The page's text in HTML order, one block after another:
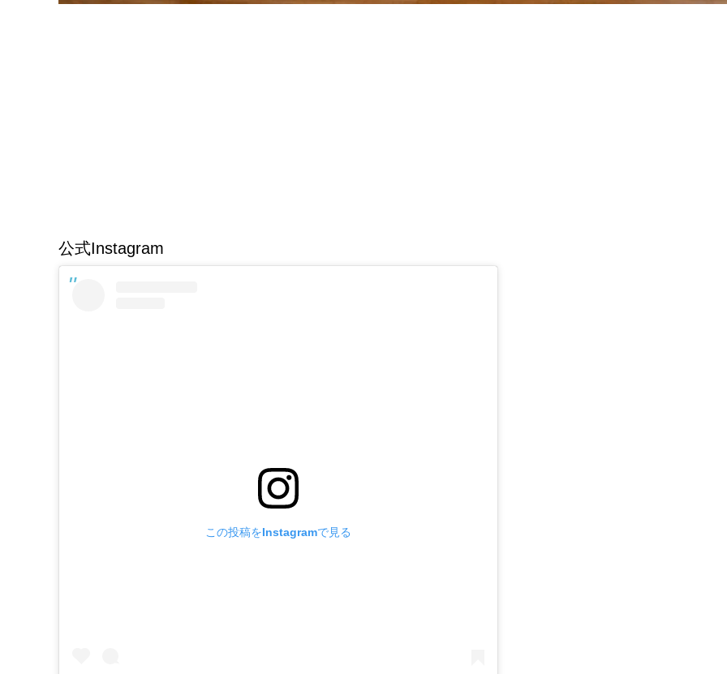
公式Instagram
この投稿をInstagramで見る